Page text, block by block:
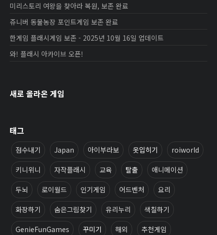
미리스토리 여왕을 찾아라 복원, 보존 완료
쥬니버 동물농장 포인트게임 보존 완료
한게임 플래시게임 보존 - 2025년 10월 16일 업데이트
와! 플래시 아카이브 오픈!
새로 올라온 게임
태그
점수내기 Japan 아이부라보 옷입히기 roiworld
키니위니 자작플래시 교육 탈출 애니메이션
두뇌 로이월드 인기게임 어드벤처 요리
화장하기 숨은그림찾기 유리누리 색칠하기
GenieFunGames 꾸미기 해외 추천게임